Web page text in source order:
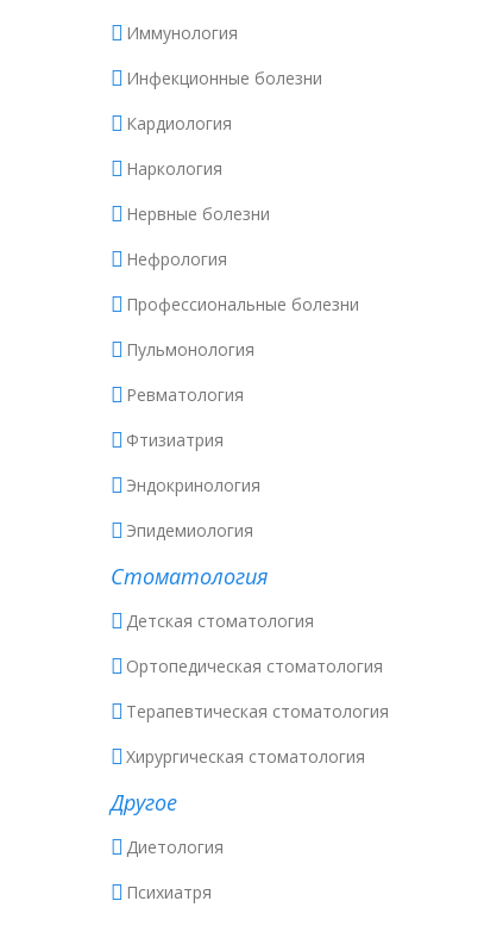
Иммунология
Инфекционные болезни
Кардиология
Наркология
Нервные болезни
Нефрология
Профессиональные болезни
Пульмонология
Ревматология
Фтизиатрия
Эндокринология
Эпидемиология
Стоматология
Детская стоматология
Ортопедическая стоматология
Терапевтическая стоматология
Хирургическая стоматология
Другое
Диетология
Психиатря